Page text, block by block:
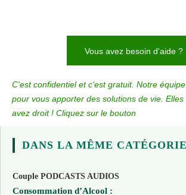
Vous avez besoin d'aide ?
C'est confidentiel et c'est gratuit. Notre
pour vous apporter des solutions de vie.
avez droit ! Cliquez sur le bouton
DANS LA MÊME CATÉGORIE
Couple PODCASTS AUDIOS
Consommation d’Alcool :